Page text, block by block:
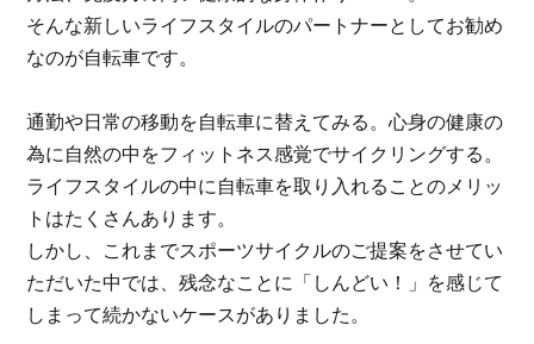
そんな新しいライフスタイルのパートナーとしてお勧め
なのが自転車です。
通勤や日常の移動を自転車に替えてみる。心身の健康の
為に自然の中をフィットネス感覚でサイクリングする。
ライフスタイルの中に自転車を取り入れることのメリッ
トはたくさんあります。
しかし、これまでスポーツサイクルのご提案をさせてい
ただいた中では、残念なことに「しんどい！」を感じて
しまって続かないケースがありました。